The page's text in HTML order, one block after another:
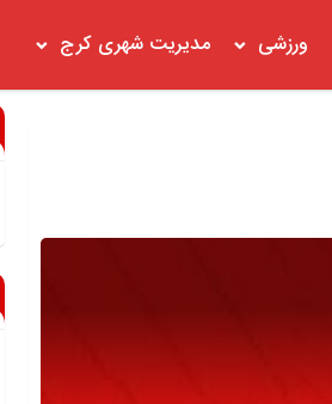
ورزشی مدیریت شهری کرج